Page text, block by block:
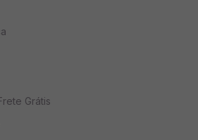
manhã ou conforme
de saúde.
Grátis